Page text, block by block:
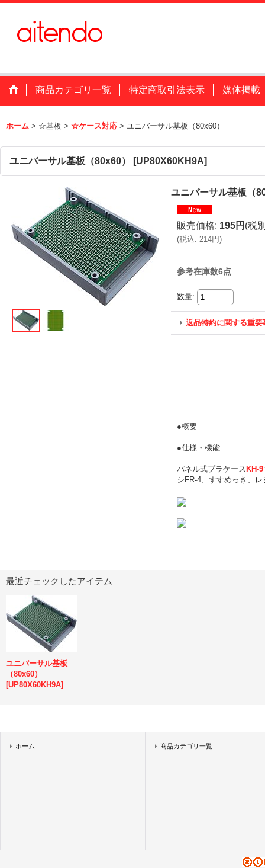
商品カテゴリ一覧 特定商取引法表示 媒体掲載
ホーム > ☆基板 > ☆ケース対応 > ユニバーサル基板（80x60）
ユニバーサル基板（80x60） [UP80X60KH9A]
ユニバーサル基板（
販売価格: 195円 (税
(税込: 214円)
参考在庫数6点
数量:
返品特約に関する重要
●概要
●仕様・機能
パネル式プラケース KH-9
シFR-4、すすめっき、
最近チェックしたアイテム
ユニバーサル基板
（80x60）
[UP80X60KH9A]
ホーム 商品カテゴリ一覧